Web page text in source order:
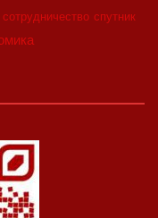
сотрудничество спутник